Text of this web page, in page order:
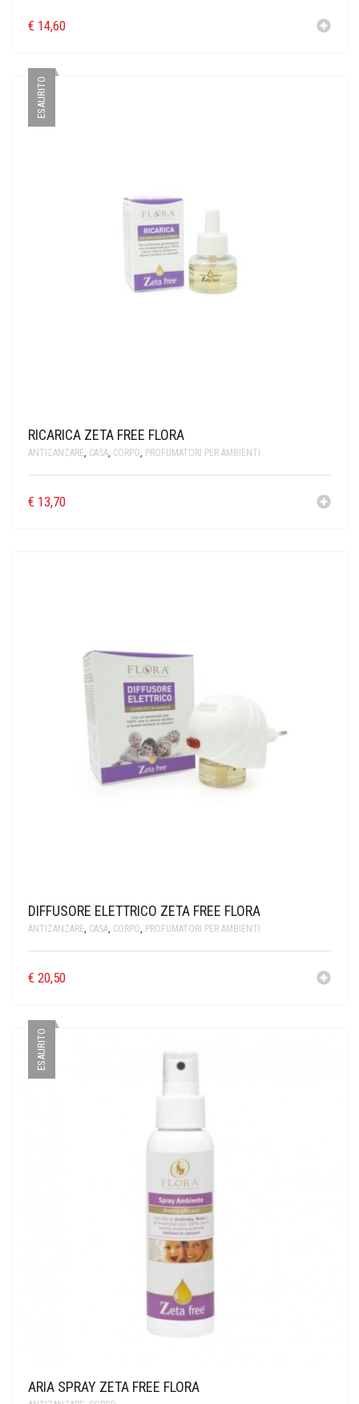
€ 14,60
ESAURITO
RICARICA ZETA FREE FLORA
ANTIZANZARE, CASA, CORPO, PROFUMATORI PER AMBIENTI
€ 13,70
DIFFUSORE ELETTRICO ZETA FREE FLORA
ANTIZANZARE, CASA, CORPO, PROFUMATORI PER AMBIENTI
€ 20,50
ESAURITO
ARIA SPRAY ZETA FREE FLORA